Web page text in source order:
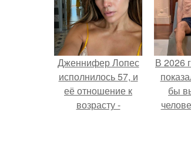
Дженнифер Лопес
исполнилось 57, и
её отношение к
возрасту -
В 2026
бы